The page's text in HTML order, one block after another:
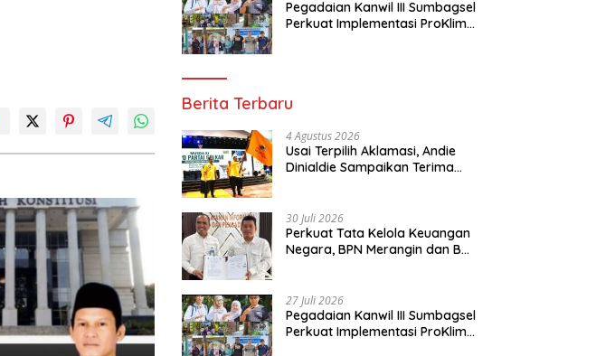
Pegadaian Kanwil III Sumbagsel
Perkuat Implementasi ProKlim
Berita Terbaru
4 Agustus 2026
Usai Terpilih Aklamasi, Andie
Dinialdie Sampaikan Terima
30 Juli 2026
Perkuat Tata Kelola Keuangan
Negara, BPN Merangin dan BRI
27 Juli 2026
Pegadaian Kanwil III Sumbagsel
Perkuat Implementasi ProKlim